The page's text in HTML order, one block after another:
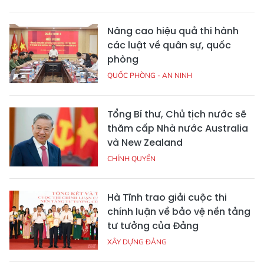
Nâng cao hiệu quả thi hành
các luật về quân sự, quốc
phòng
QUỐC PHÒNG - AN NINH
Tổng Bí thư, Chủ tịch nước sẽ
thăm cấp Nhà nước Australia
và New Zealand
CHÍNH QUYỀN
Hà Tĩnh trao giải cuộc thi
chính luận về bảo vệ nền tảng
tư tưởng của Đảng
XÂY DỰNG ĐẢNG